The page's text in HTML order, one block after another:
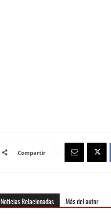
Compartir
Noticias Relacionadas Más del autor